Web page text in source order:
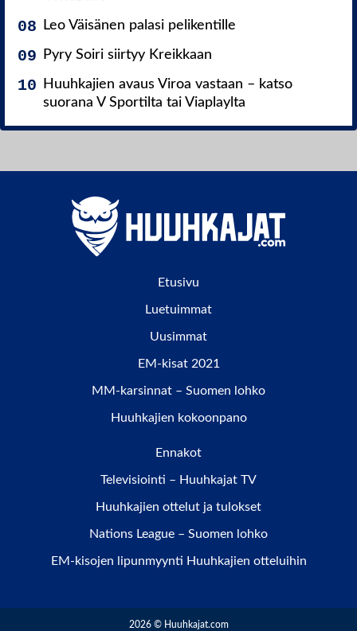
Leo Väisänen palasi pelikentille
Pyry Soiri siirtyy Kreikkaan
Huuhkajien avaus Viroa vastaan – katso
suorana V Sportilta tai Viaplaylta
Etusivu
Luetuimmat
Uusimmat
EM-kisat 2021
MM-karsinnat – Suomen lohko
Huuhkajien kokoonpano
Ennakot
Televisiointi – Huuhkajat TV
Huuhkajien ottelut ja tulokset
Nations League – Suomen lohko
EM-kisojen lipunmyynti Huuhkajien otteluihin
2026 © Huuhkajat.com